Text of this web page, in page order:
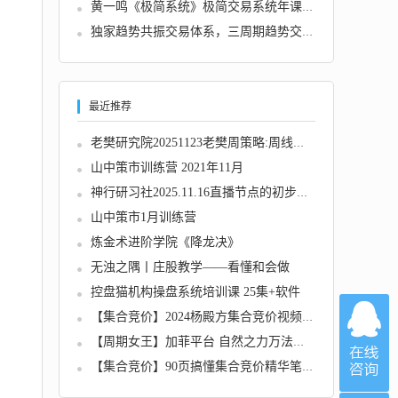
黄一鸣《极简系统》极简交易系统年课3.0~9.0
独家趋势共振交易体系，三周期趋势交易系统
最近推荐
老樊研究院20251123老樊周策略:周线调整段的交...
山中策市训练营 2021年11月
神行研习社2025.11.16直播节点的初步知识 1视...
山中策市1月训练营
炼金术进阶学院《降龙决》
无浊之隅丨庄股教学——看懂和会做
控盘猫机构操盘系统培训课 25集+软件
【集合竞价】2024杨殿方集合竞价视频课程 8集...
【周期女王】加菲平台 自然之力万法归一女王周...
【集合竞价】90页搞懂集合竞价精华笔记干货文...